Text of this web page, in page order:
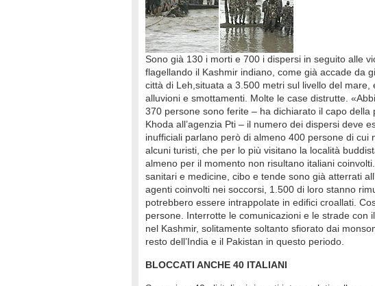
Sono già 130 i morti e 700 i dispersi in seguito alle
flagellando il Kashmir indiano, come già accade da
città di Leh,situata a 3.500 metri sul livello del
alluvioni e smottamenti. Molte le case distrutte.
370 persone sono ferite – ha dichiarato il capo
Khoda all’agenzia Pti – il numero dei dispersi deve
inufficiali parlano però di almeno 400 persone di cui
alcuni turisti, che per lo più visitano la località
almeno per il momento non risultano italiani
sanitari e medicine, cibo e tende sono già atterrati
agenti coinvolti nei soccorsi, 1.500 di loro stanno
potrebbero essere intrappolate in edifici croallati.
persone. Interrotte le comunicazioni e le strade con
nel Kashmir, solitamente soltanto sfiorato dai
resto dell’India e il Pakistan in questo periodo.
BLOCCATI ANCHE 40 ITALIANI